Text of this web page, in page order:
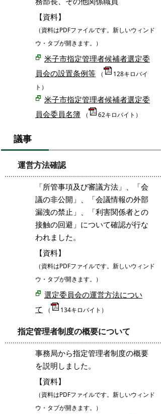
【資料】
（資料はPDFファイルです。新しいウィンド
ウ・タブが開きます。）
米子市指定管理者候補者選定委
員会の設置条例等
（
128キロバイ
ト）
米子市指定管理者候補者選定委
員会委員名簿
（ 62キロバイト）
議事
運営方法確認
「所管事項及び審議方法」、「会
議の非公開」、「会議情報の外部
漏洩の禁止」、「利害関係者との
接触の回避」について確認が行な
われました。
【資料】
（資料はPDFファイルです。新しいウィンド
ウ・タブが開きます。）
選定委員会の運営方法につい
て
（ 134キロバイト）
指定管理者制度の概要について
事務局から指定管理者制度の概要
を説明しました。
【資料】
（資料はPDFファイルです。新しいウィンド
ウ・タブが開きます。）